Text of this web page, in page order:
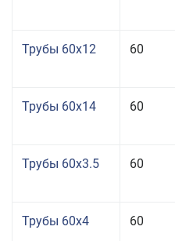
Трубы 60x12 60
Трубы 60x14 60
Трубы 60x3.5 60
Трубы 60x4 60